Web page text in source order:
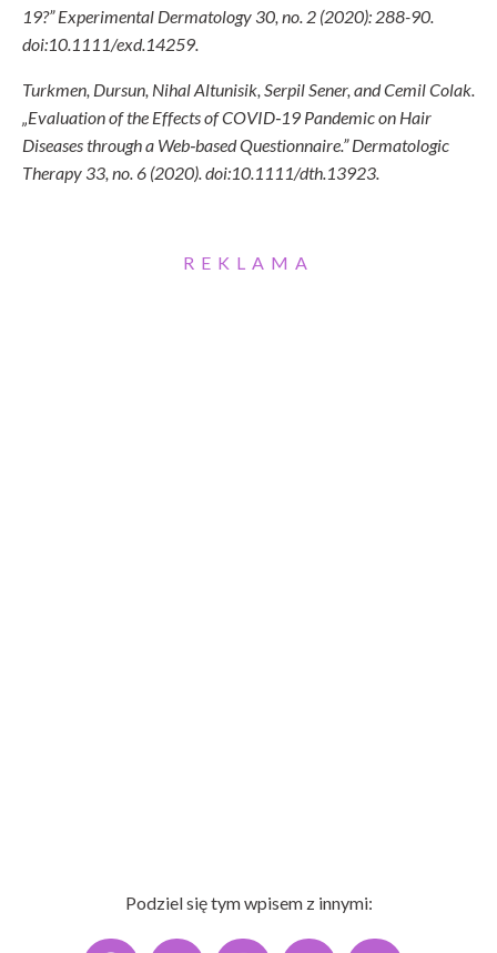
19?” Experimental Dermatology 30, no. 2 (2020): 288-90.
doi:10.1111/exd.14259.
Turkmen, Dursun, Nihal Altunisik, Serpil Sener, and Cemil Colak.
„Evaluation of the Effects of COVID‐19 Pandemic on Hair
Diseases through a Web‐based Questionnaire.” Dermatologic
Therapy 33, no. 6 (2020). doi:10.1111/dth.13923.
REKLAMA
Podziel się tym wpisem z innymi: